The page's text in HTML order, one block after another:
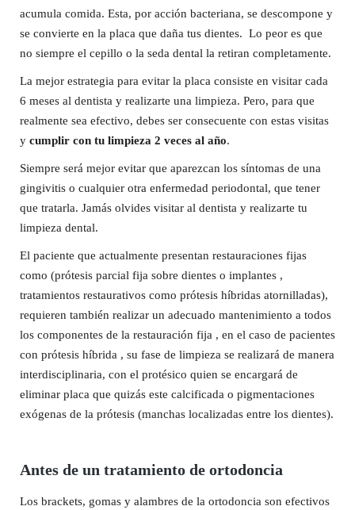
acumula comida. Esta, por acción bacteriana, se descompone y
se convierte en la placa que daña tus dientes. Lo peor es que
no siempre el cepillo o la seda dental la retiran completamente.
La mejor estrategia para evitar la placa consiste en visitar cada
6 meses al dentista y realizarte una limpieza. Pero, para que
realmente sea efectivo, debes ser consecuente con estas visitas
y cumplir con tu limpieza 2 veces al año.
Siempre será mejor evitar que aparezcan los síntomas de una
gingivitis o cualquier otra enfermedad periodontal, que tener
que tratarla. Jamás olvides visitar al dentista y realizarte tu
limpieza dental.
El paciente que actualmente presentan restauraciones fijas
como (prótesis parcial fija sobre dientes o implantes ,
tratamientos restaurativos como prótesis híbridas atornilladas),
requieren también realizar un adecuado mantenimiento a todos
los componentes de la restauración fija , en el caso de pacientes
con prótesis híbrida , su fase de limpieza se realizará de manera
interdisciplinaria, con el protésico quien se encargará de
eliminar placa que quizás este calcificada o pigmentaciones
exógenas de la prótesis (manchas localizadas entre los dientes).
Antes de un tratamiento de ortodoncia
Los brackets, gomas y alambres de la ortodoncia son efectivos